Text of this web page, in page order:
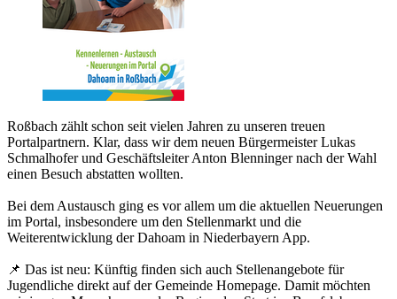
Roßbach zählt schon seit vielen Jahren zu unseren treuen
Portalpartnern. Klar, dass wir dem neuen Bürgermeister Lukas
Schmalhofer und Geschäftsleiter Anton Blenninger nach der Wahl
einen Besuch abstatten wollten.
Bei dem Austausch ging es vor allem um die aktuellen Neuerungen
im Portal, insbesondere um den Stellenmarkt und die
Weiterentwicklung der Dahoam in Niederbayern App.
📌 Das ist neu: Künftig finden sich auch Stellenangebote für
Jugendliche direkt auf der Gemeinde Homepage. Damit möchten